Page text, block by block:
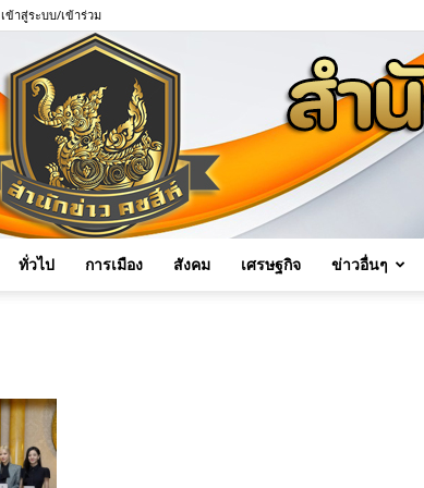
เข้าสู่ระบบ/เข้าร่วม
ทั่วไป การเมือง สังคม เศรษฐกิจ ข่าวอื่นๆ